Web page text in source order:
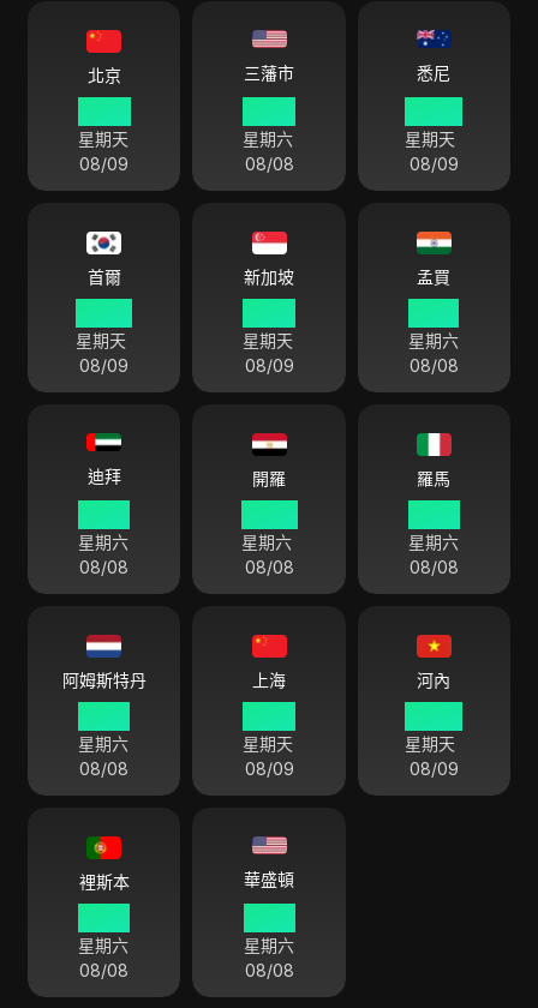
北京
星期天
08/09
三藩市
星期六
08/08
悉尼
星期天
08/09
首爾
星期天
08/09
新加坡
星期天
08/09
孟買
星期六
08/08
迪拜
星期六
08/08
開羅
星期六
08/08
羅馬
星期六
08/08
阿姆斯特丹
星期六
08/08
上海
星期天
08/09
河內
星期天
08/09
裡斯本
星期六
08/08
華盛頓
星期六
08/08